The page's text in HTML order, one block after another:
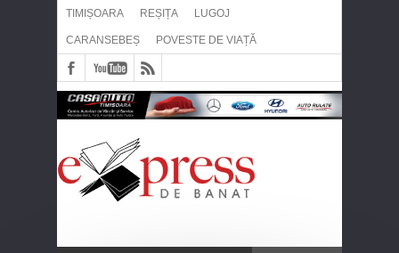
TIMIȘOARA REȘIȚA LUGOJ
CARANSEBEȘ POVESTE DE VIAȚĂ